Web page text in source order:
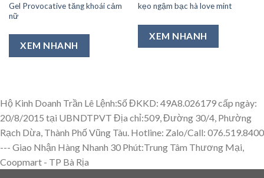
Gel Provocative tăng khoái cảm
nữ
XEM NHANH
kẹo ngậm bạc hà love mint
XEM NHANH
Hộ Kinh Doanh Trần Lê Lệnh:Số ĐKKD: 49A8.026179 cấp ngày:
20/8/2015 tại UBNDTPVT Địa chỉ:509, Đường 30/4, Phường
Rạch Dừa, Thành Phố Vũng Tàu. Hotline: Zalo/Call: 076.519.8400
--- Giao Nhận Hàng Nhanh 30 Phút:Trung Tâm Thương Mại,
Coopmart - TP Bà Rịa